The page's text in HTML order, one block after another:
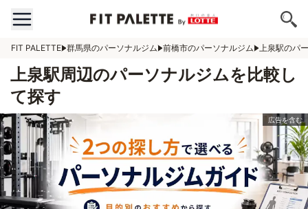
FIT PALETTE 群馬県のパーソナルジム 前橋市のパーソナルジム 上泉駅のパ
上泉駅周辺のパーソナルジムを比較し
て探す